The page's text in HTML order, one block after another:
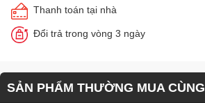
Thanh toán tại nhà
Đổi trả trong vòng 3 ngày
SẢN PHẨM THƯỜNG MUA CÙNG